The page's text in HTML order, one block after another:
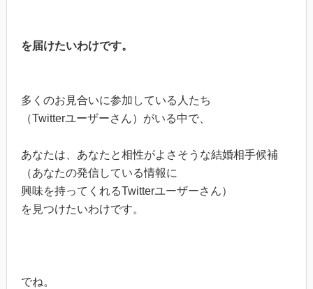
を届けたいわけです。
多くのお見合いに参加している人たち
（Twitterユーザーさん）がいる中で、
あなたは、あなたと相性がよさそうな結婚相手候補
（あなたの発信している情報に
興味を持ってくれるTwitterユーザーさん）
を見つけたいわけです。
でね。